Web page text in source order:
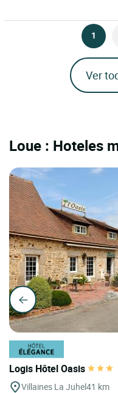
1
Ver
Loue : Hoteles
Logis Hôtel Oasis
Villaines La Juhel41 km